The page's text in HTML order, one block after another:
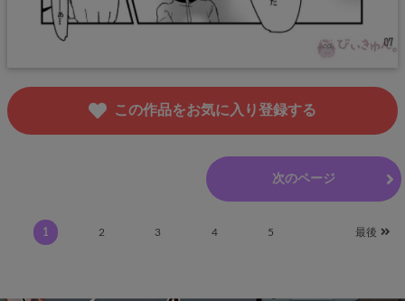
この作品をお気に入り登録する
次のページ
1 2 3 4 5 最後